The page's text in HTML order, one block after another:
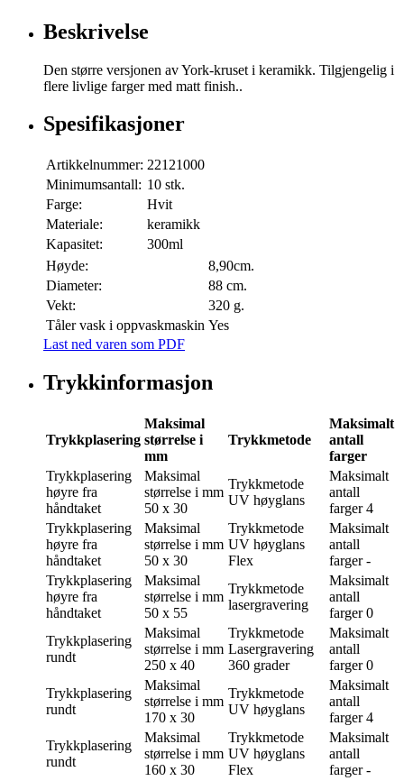
Beskrivelse
Den større versjonen av York-kruset i keramikk. Tilgjengelig i
flere livlige farger med matt finish..
Spesifikasjoner
Artikkelnummer: 22121000
Minimumsantall: 10 stk.
Farge:
Hvit
Materiale:
keramikk
Kapasitet:
300ml
Høyde:
8,90cm.
Diameter:
88 cm.
Vekt:
320 g.
Tåler vask i oppvaskmaskin Yes
Last ned varen som PDF
Trykkinformasjon
Trykkplasering
Maksimal
størrelse i
mm
Trykkmetode
Maksimalt
antall
farger
Trykkplasering
høyre fra
håndtaket
Maksimal
størrelse i mm
50 x 30
Trykkmetode
UV høyglans
Maksimalt
antall
farger 4
Trykkplasering
høyre fra
håndtaket
Maksimal
størrelse i mm
50 x 30
Trykkmetode
UV høyglans
Flex
Maksimalt
antall
farger -
Trykkplasering
høyre fra
håndtaket
Maksimal
størrelse i mm
50 x 55
Trykkmetode
lasergravering
Maksimalt
antall
farger 0
Trykkplasering
rundt
Maksimal
størrelse i mm
250 x 40
Trykkmetode
Lasergravering
360 grader
Maksimalt
antall
farger 0
Trykkplasering
rundt
Maksimal
størrelse i mm
170 x 30
Trykkmetode
UV høyglans
Maksimalt
antall
farger 4
Trykkplasering
rundt
Maksimal
størrelse i mm
160 x 30
Trykkmetode
UV høyglans
Flex
Maksimalt
antall
farger -